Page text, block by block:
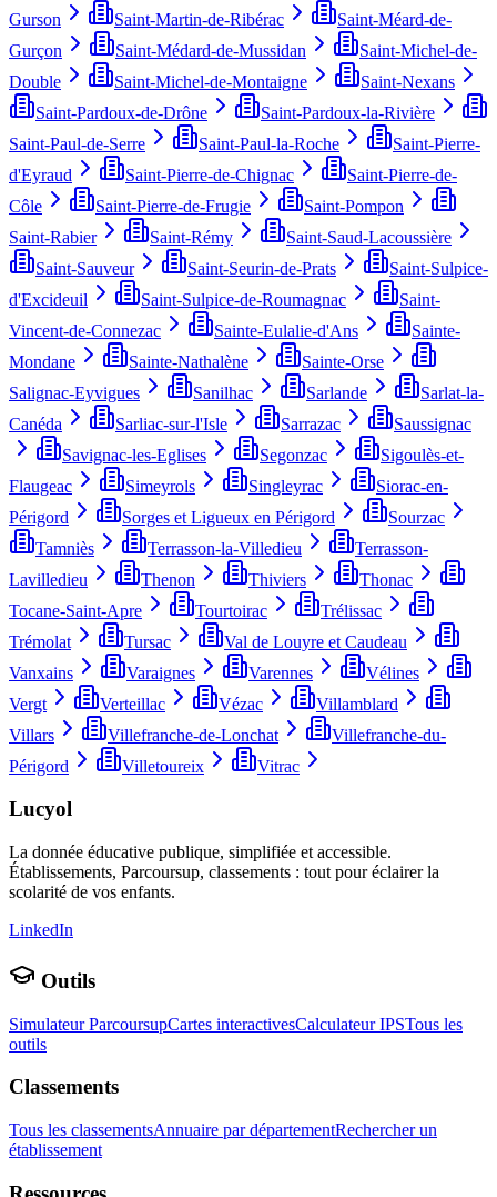
Gurson
Saint-Martin-de-Ribérac
Saint-Méard-de-
Gurçon
Saint-Médard-de-Mussidan
Saint-Michel-de-
Double
Saint-Michel-de-Montaigne
Saint-Nexans
Saint-Pardoux-de-Drône
Saint-Pardoux-la-Rivière
Saint-Paul-de-Serre
Saint-Paul-la-Roche
Saint-Pierre-
d'Eyraud
Saint-Pierre-de-Chignac
Saint-Pierre-de-
Côle
Saint-Pierre-de-Frugie
Saint-Pompon
Saint-Rabier
Saint-Rémy
Saint-Saud-Lacoussière
Saint-Sauveur
Saint-Seurin-de-Prats
Saint-Sulpice-
d'Excideuil
Saint-Sulpice-de-Roumagnac
Saint-
Vincent-de-Connezac
Sainte-Eulalie-d'Ans
Sainte-
Mondane
Sainte-Nathalène
Sainte-Orse
Salignac-Eyvigues
Sanilhac Sarlande
Sarlat-la-
Canéda
Sarliac-sur-l'Isle Sarrazac
Saussignac
Savignac-les-Eglises
Segonzac
Sigoulès-et-
Flaugeac
Simeyrols Singleyrac
Siorac-en-
Périgord
Sorges et Ligueux en Périgord
Sourzac
Tamniès
Terrasson-la-Villedieu
Terrasson-
Lavilledieu
Thenon Thiviers
Thonac
Tocane-Saint-Apre
Tourtoirac
Trélissac
Trémolat
Tursac
Val de Louyre et Caudeau
Vanxains
Varaignes Varennes
Vélines
Vergt
Verteillac Vézac
Villamblard
Villars
Villefranche-de-Lonchat
Villefranche-du-
Périgord
Villetoureix Vitrac
Lucyol
La donnée éducative publique, simplifiée et accessible.
Établissements, Parcoursup, classements : tout pour éclairer la
scolarité de vos enfants.
LinkedIn
Outils
Simulateur ParcoursupCartes interactivesCalculateur IPSTous les
outils
Classements
Tous les classementsAnnuaire par départementRechercher un
établissement